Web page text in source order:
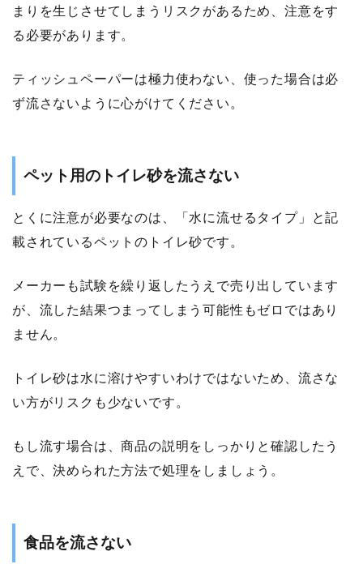
まりを生じさせてしまうリスクがあるため、注意をす
る必要があります。
ティッシュペーパーは極力使わない、使った場合は必
ず流さないように心がけてください。
ペット用のトイレ砂を流さない
とくに注意が必要なのは、「水に流せるタイプ」と記
載されているペットのトイレ砂です。
メーカーも試験を繰り返したうえで売り出しています
が、流した結果つまってしまう可能性もゼロではあり
ません。
トイレ砂は水に溶けやすいわけではないため、流さな
い方がリスクも少ないです。
もし流す場合は、商品の説明をしっかりと確認したう
えで、決められた方法で処理をしましょう。
食品を流さない